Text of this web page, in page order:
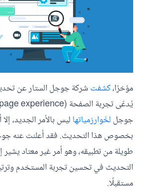
مؤخرًا،كشفت شركة جوجل الستار عن
يُدعّى تجربة الصفحة (page experience).
جوجل لخَوارزمياتها ليس بالأمر الجديد،
بخصوص هذا التحديث. فقد أعلنت عنه
طويلة من تطبيقه، وهو أمر غير معتاد
التحديث فيتحسين تجربة المستخدم و
مستقبلًا.